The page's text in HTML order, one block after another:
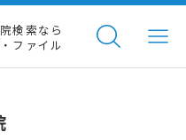
検索なら
ファイル